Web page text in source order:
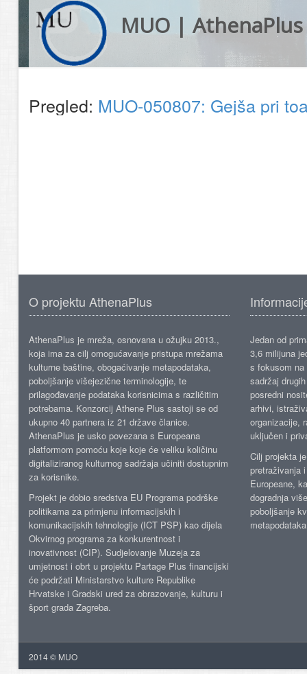
MUO | AthenaPlus
Pregled: MUO-050807: Gejša pri
O projektu AthenaPlus
AthenaPlus je mreža, osnovana u ožujku 2013.,
koja ima za cilj omogućavanje pristupa mrežama
kulturne baštine, obogaćivanje metapodataka,
poboljšanje višejezične terminologije, te
prilagođavanje podataka korisnicima s različitim
potrebama. Konzorcij Athene Plus sastoji se od
ukupno 40 partnera iz 21 države članice.
AthenaPlus je usko povezana s Europeana
platformom pomoću koje koje će veliku količinu
digitaliziranog kulturnog sadržaja učiniti dostupnim
za korisnike.
Projekt je dobio sredstva EU Programa podrške
politikama za primjenu informacijskih i
komunikacijskih tehnologije (ICT PSP) kao dijela
Okvirnog programa za konkurentnost i
inovativnost (CIP). Sudjelovanje Muzeja za
umjetnost i obrt u projektu Partage Plus financijski
će podržati Ministarstvo kulture Republike
Hrvatske i Gradski ured za obrazovanje, kulturu i
šport grada Zagreba.
Jedan od
3,6 milijuna
s fokusom
sadržaj
posredni
arhivi,
organizacije,
uključen i
Cilj projekta
pretraživanja
Europeane,
dogradnja
poboljšanje
2014 © MUO